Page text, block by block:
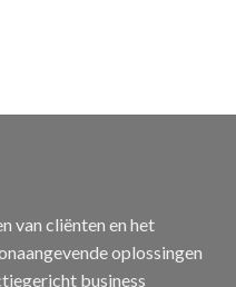
van cliënten en het
oplossingen
business